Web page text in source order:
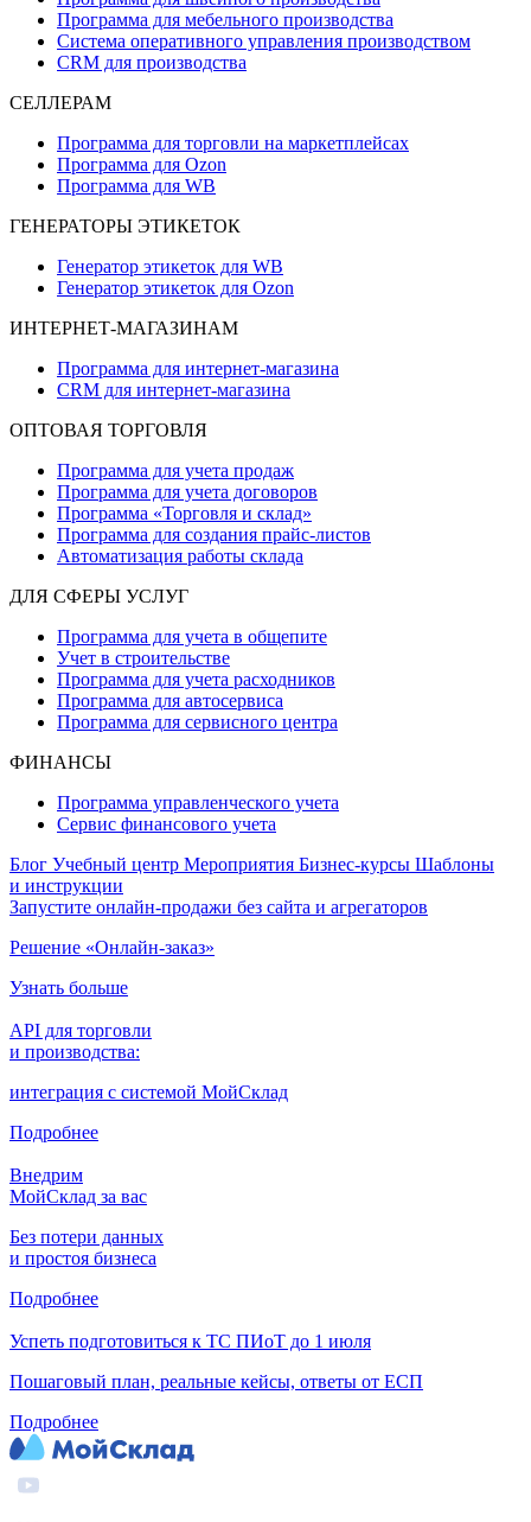
Программа для мебельного производства
Система оперативного управления производством
CRM для производства
СЕЛЛЕРАМ
Программа для торговли на маркетплейсах
Программа для Ozon
Программа для WB
ГЕНЕРАТОРЫ ЭТИКЕТОК
Генератор этикеток для WB
Генератор этикеток для Ozon
ИНТЕРНЕТ-МАГАЗИНАМ
Программа для интернет-магазина
CRM для интернет-магазина
ОПТОВАЯ ТОРГОВЛЯ
Программа для учета продаж
Программа для учета договоров
Программа «Торговля и склад»
Программа для создания прайс‑листов
Автоматизация работы склада
ДЛЯ СФЕРЫ УСЛУГ
Программа для учета в общепите
Учет в строительстве
Программа для учета расходников
Программа для автосервиса
Программа для сервисного центра
ФИНАНСЫ
Программа управленческого учета
Сервис финансового учета
Блог Учебный центр Мероприятия Бизнес-курсы Шаблоны
и инструкции
Запустите онлайн-продажи без сайта и агрегаторов
Решение «Онлайн-заказ»
Узнать больше
API для торговли
и производства:
интеграция с системой МойСклад
Подробнее
Внедрим
МойСклад за вас
Без потери данных
и простоя бизнеса
Подробнее
Успеть подготовиться к ТС ПИоТ до 1 июля
Пошаговый план, реальные кейсы, ответы от ЕСП
Подробнее